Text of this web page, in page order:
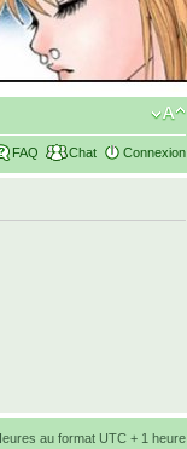
FAQ Chat Connexion
au format UTC + 1 heure